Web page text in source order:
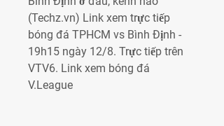
(Techz.vn) Link xem trực tiếp
bóng đá TPHCM vs Bình Định -
19h15 ngày 12/8. Trực tiếp trên
VTV6. Link xem bóng đá
V.League